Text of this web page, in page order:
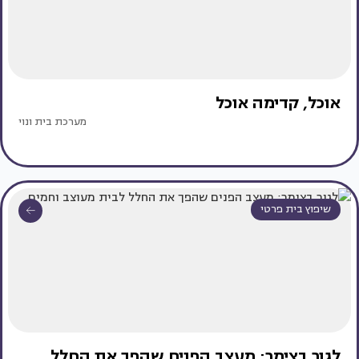
אוכל, קדימה אוכל
מערכת בית ונוי
שיפוץ בית פרטי